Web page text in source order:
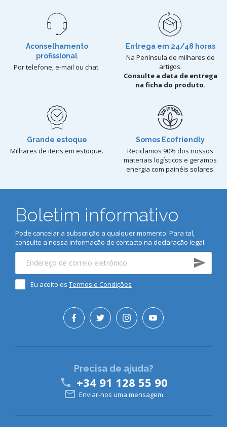
Aconselhamento
profissional
Por telefone, e-mail ou chat.
Entrega em 24/48 horas
Na Península de milhares de
artigos.
Consulte a data de entrega
na ficha do produto.
Grande estoque
Milhares de itens em estoque.
Somos Ecofriendly
Reciclamos 90% dos nossos
materiais logísticos e geramos
energia com painéis solares.
Boletim informativo
Pode cancelar a subscrição a qualquer momento. Para tal,
consulte a nossa informação de contacto na declaração legal.
Eu aceito os Termos e Condições
Precisa de ajuda?
 +34 91 128 55 90
 Enviar-nos uma mensagem